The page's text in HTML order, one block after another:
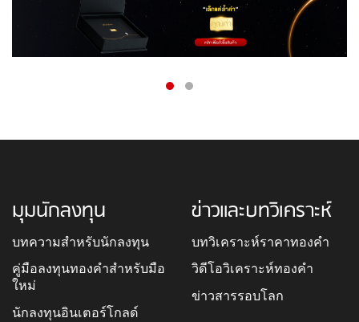
มุมนักลงทุน
บทความสำหรับนักลงทุน
คู่มือลงทุนทองคำสำหรับมือ
ใหม่
นักลงทุนอินเตอร์โกลด์
ข่าวและบทวิเคราะห์
บทวิเคราะห์ราคาทองคำ
วิดีโอวิเคราะห์ทองคำ
ข่าวสารรอบโลก